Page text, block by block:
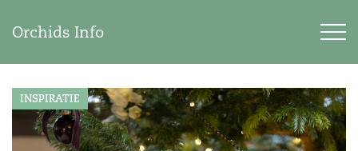
Orchids Info
INSPIRATIE